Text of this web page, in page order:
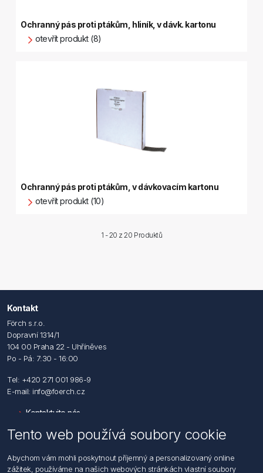
Ochranný pás proti ptákům, hliník, v dávk. kartonu
otevřít produkt (8)
Ochranný pás proti ptákům, v dávkovacím kartonu
otevřít produkt (10)
1 - 20 z20 Produktů
Kontakt
Förch s.r.o.
Dopravní 1314/1
104 00 Praha 22 - Uhříněves
Po - Pá: 7:30 - 16:00
Tel: +420 271 001 986-9
E-mail: info@foerch.cz
Kontaktujte nás
Hledat
Tento web používá soubory cookie
Abychom vám mohli poskytnout příjemný a personalizovaný online
zážitek, používáme na našich webových stránkách vlastní soubory